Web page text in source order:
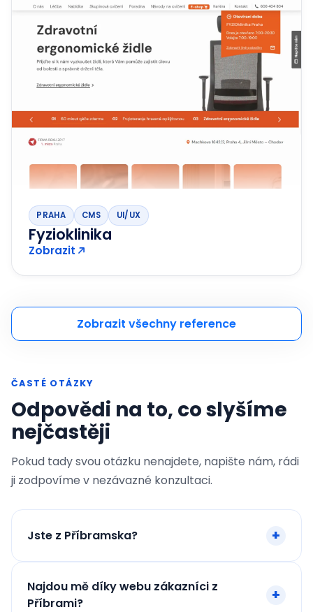
PRAHA CMS UI/UX
Fyzioklinika
Zobrazit
Zobrazit všechny reference
ČASTÉ OTÁZKY
Odpovědi na to, co slyšíme
nejčastěji
Pokud tady svou otázku nenajdete, napište nám, rádi
ji zodpovíme v nezávazné konzultaci.
Jste z Příbramska?
Najdou mě díky webu zákazníci z
Příbrami?